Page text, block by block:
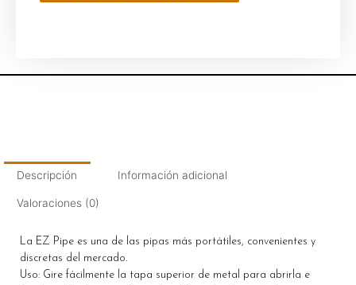
Descripción Información adicional
Valoraciones (0)
La EZ Pipe es una de las pipas más portátiles, convenientes y
discretas del mercado.
Uso: Gire fácilmente la tapa superior de metal para abrirla e